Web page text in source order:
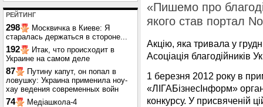
РЕЙТИНГ
298
Москвичка в Киеве: Я
старалась держаться в стороне...
192
Итак, что происходит в
Украине на самом деле
87
Путину капут, он попал в
ловушку: Украина применила ноу-
хау ведения современных войн
74 Медіашкола-4
«Пишемо про
якого став портал
Акцію, яка тривала у
Асоціація благодійників
1 березня 2012 року в
«ЛІГАБізнесІнформ»
конкурсу. У присвяченій